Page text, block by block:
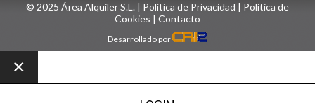
© 2025 Área Alquiler S.L. | Política de Privacidad
Política de
Cookies
Contacto
Desarrollado por
×